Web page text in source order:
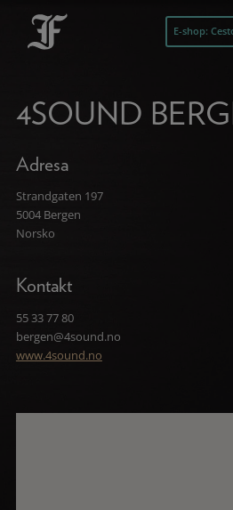
E-shop:
4SOUND
Adresa
Strandgaten 197
5004 Bergen
Norsko
Kontakt
55 33 77 80
bergen@4sound.no
www.4sound.no